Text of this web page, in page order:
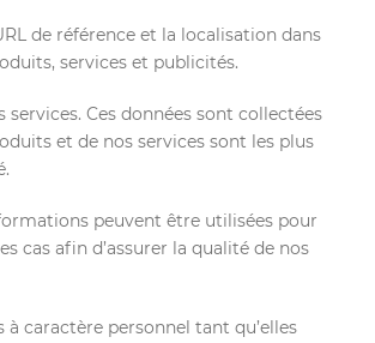
de référence et la localisation dans
services et publicités.
Ces données sont collectées
et de nos services sont les plus
peuvent être utilisées pour
cas afin d’assurer la qualité de nos
caractère personnel tant qu’elles